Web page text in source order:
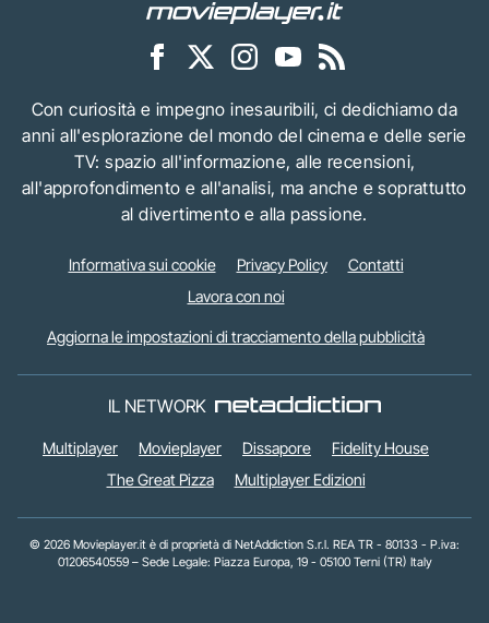
Con curiosità e impegno inesauribili, ci dedichiamo da
anni all'esplorazione del mondo del cinema e delle serie
TV: spazio all'informazione, alle recensioni,
all'approfondimento e all'analisi, ma anche e soprattutto
al divertimento e alla passione.
Informativa sui cookie Privacy Policy
Contatti
Lavora con noi
Aggiorna le impostazioni di tracciamento della pubblicità
IL NETWORK
Multiplayer Movieplayer Dissapore
Fidelity House
The Great Pizza
Multiplayer Edizioni
© 2026 Movieplayer.it è di proprietà di NetAddiction S.r.l. REA TR - 80133 - P.iva:
01206540559 – Sede Legale: Piazza Europa, 19 - 05100 Terni (TR) Italy